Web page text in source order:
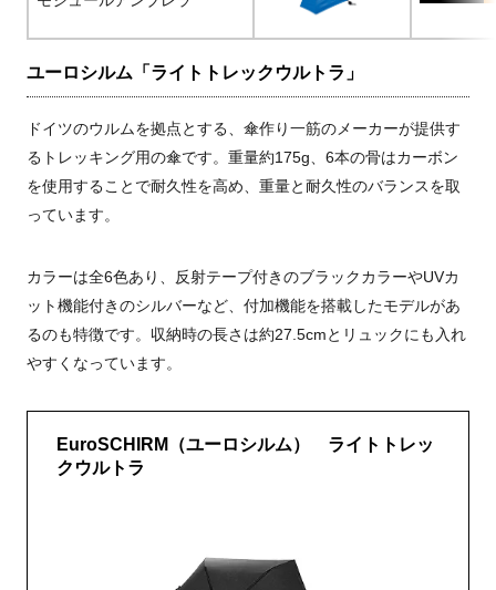
ユーロシルム「ライトトレックウルトラ」
ドイツのウルムを拠点とする、傘作り一筋のメーカーが提供す
るトレッキング用の傘です。重量約175g、6本の骨はカーボン
を使用することで耐久性を高め、重量と耐久性のバランスを取
っています。
カラーは全6色あり、反射テープ付きのブラックカラーやUVカ
ット機能付きのシルバーなど、付加機能を搭載したモデルがあ
るのも特徴です。収納時の長さは約27.5cmとリュックにも入れ
やすくなっています。
EuroSCHIRM（ユーロシルム） ライトトレッ
クウルトラ